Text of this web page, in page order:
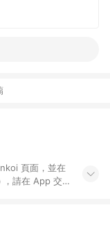
頁面，並在
，請在 App 交
，P coins，